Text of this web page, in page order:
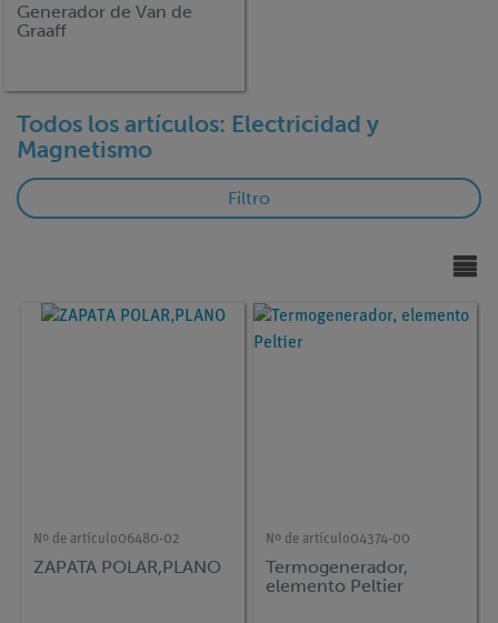
Generador de Van de
Graaff
Todos los artículos: Electricidad y
Magnetismo
Filtro
Nº de artículo06480-02
ZAPATA POLAR,PLANO
Nº de artículo04374-00
Termogenerador,
elemento Peltier